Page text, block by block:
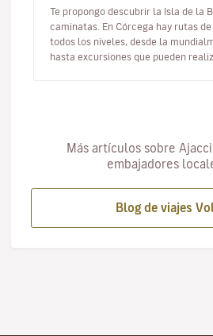
Te propongo descubrir la Isla de la
caminatas. En Córcega hay rutas
todos los niveles, desde la
hasta excursiones que pueden
Más artículos sobre
embajadores
Blog de viajes